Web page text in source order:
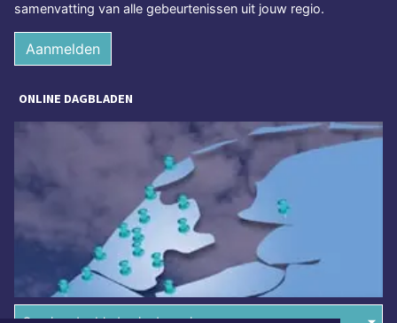
samenvatting van alle gebeurtenissen uit jouw regio.
Aanmelden
ONLINE DAGBLADEN